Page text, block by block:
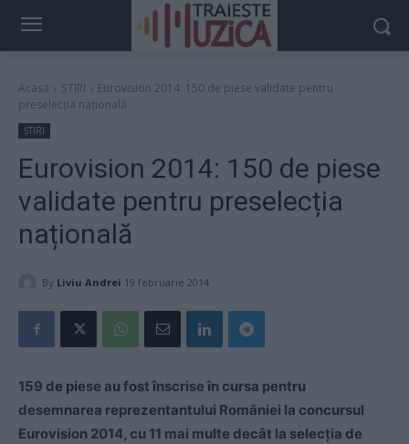
Acasă ȘTIRI
Eurovision 2014: 150 de piese validate pentru
preselecția națională
ȘTIRI
Eurovision 2014: 150 de piese
validate pentru preselecția
națională
By Liviu Andrei 19 februarie 2014
159 de piese au fost înscrise în cursa pentru
desemnarea reprezentantului României la concursul
Eurovision 2014, cu 11 mai multe decât la selecţia de